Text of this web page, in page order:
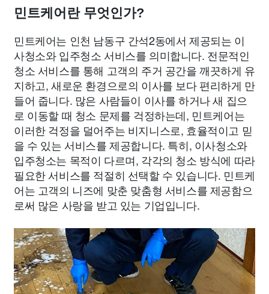
민트케어란 무엇인가?
민트케어는 인천 남동구 간석2동에서 제공되는 이
사청소와 입주청소 서비스를 의미합니다. 전문적인
청소 서비스를 통해 고객의 주거 공간을 깨끗하게 유
지하고, 새로운 환경으로의 이사를 보다 편리하게 만
들어 줍니다. 많은 사람들이 이사를 하거나 새 집으
로 이동할 때 청소 문제를 걱정하는데, 민트케어는
이러한 걱정을 덜어주는 비지니스로, 효율적이고 믿
을 수 있는 서비스를 제공합니다. 특히, 이사청소와
입주청소는 목적이 다르며, 각각의 청소 방식에 따라
필요한 서비스를 적절히 선택할 수 있습니다. 민트케
어는 고객의 니즈에 맞춘 맞춤형 서비스를 제공함으
로써 많은 사랑을 받고 있는 기업입니다.